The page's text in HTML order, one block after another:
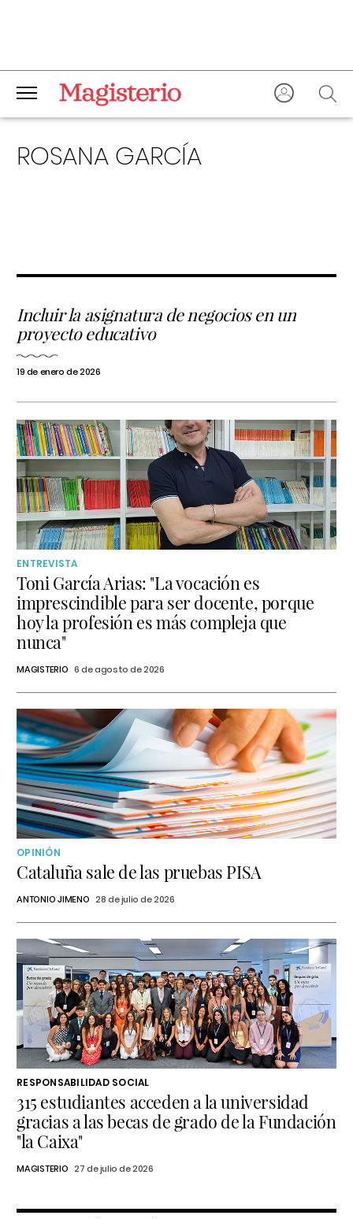
ROSANA GARCÍA
Incluir la asignatura de negocios en un
proyecto educativo
19 de enero de 2026
ENTREVISTA
Toni García Arias: "La vocación es
imprescindible para ser docente, porque
hoy la profesión es más compleja que
nunca"
MAGISTERIO 6 de agosto de 2026
OPINIÓN
Cataluña sale de las pruebas PISA
ANTONIO JIMENO 28 de julio de 2026
RESPONSABILIDAD SOCIAL
315 estudiantes acceden a la universidad
gracias a las becas de grado de la Fundación
"la Caixa"
MAGISTERIO 27 de julio de 2026